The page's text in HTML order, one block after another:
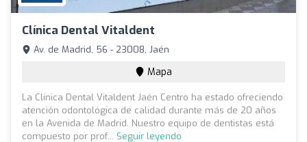
Clínica Dental Vitaldent
Av. de Madrid, 56 - 23008, Jaén
Mapa
La Clínica Dental Vitaldent Jaén Centro ha estado ofreciendo
atención odontológica de calidad durante más de 20 años
en la Avenida de Madrid. Nuestro equipo de dentistas está
compuesto por prof... Seguir leyendo